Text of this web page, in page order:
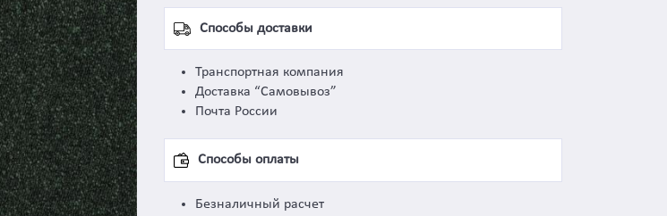
Способы доставки
Транспортная компания
Доставка “Самовывоз”
Почта России
Способы оплаты
Безналичный расчет